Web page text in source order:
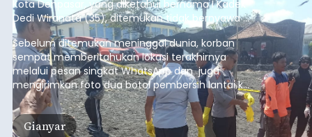
Submitted bycontributoronThu, 08/06/2026 - 20:56
Baca Selengkapnya
Iklan